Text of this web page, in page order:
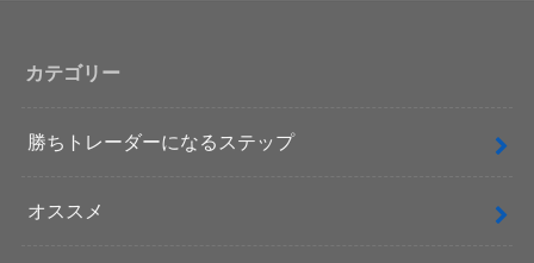
カテゴリー
勝ちトレーダーになるステップ
オススメ